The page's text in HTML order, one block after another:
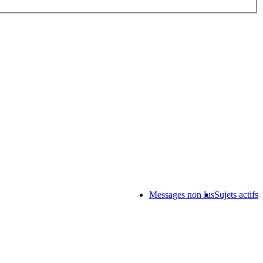
Sujets actifs
Messages non lus